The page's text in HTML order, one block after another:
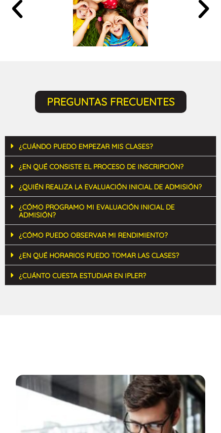
PREGUNTAS FRECUENTES
¿CUÁNDO PUEDO EMPEZAR MIS CLASES?
¿EN QUÉ CONSISTE EL PROCESO DE INSCRIPCIÓN?
¿QUIÉN REALIZA LA EVALUACIÓN INICIAL DE ADMISIÓN?
¿CÓMO PROGRAMO MI EVALUACIÓN INICIAL DE
ADMISIÓN?
¿CÓMO PUEDO OBSERVAR MI RENDIMIENTO?
¿EN QUÉ HORARIOS PUEDO TOMAR LAS CLASES?
¿CUÁNTO CUESTA ESTUDIAR EN IPLER?